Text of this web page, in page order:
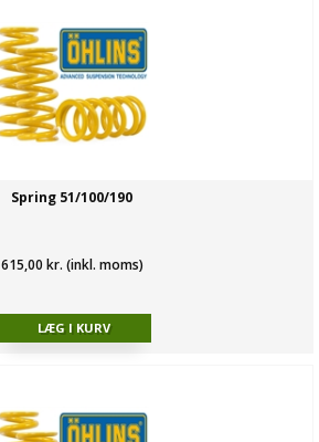
Spring 51/100/190
615,00 kr. (inkl. moms)